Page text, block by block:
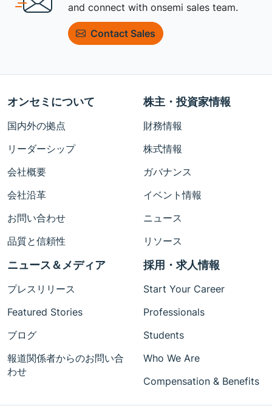
and connect with onsemi sales team.
Contact Sales
オンセミについて
国内外の拠点
リーダーシップ
会社概要
会社沿革
お問い合わせ
品質と信頼性
株主・投資家情報
財務情報
株式情報
ガバナンス
イベント情報
ニュース
リソース
ニュース＆メディア
プレスリリース
Featured Stories
ブログ
報道関係者からのお問い合
わせ
採用・求人情報
Start Your Career
Professionals
Students
Who We Are
Compensation & Benefits